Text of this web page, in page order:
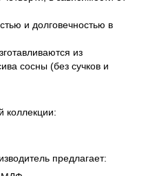
и долговечностью в
из
сосны (без сучков и
коллекции:
предлагает: